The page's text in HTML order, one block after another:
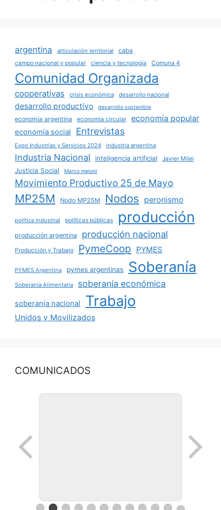
argentina articulación territorial
caba
campo nacional y popular
ciencia y tecnología Comuna 4
Comunidad Organizada
cooperativas crisis económica desarrollo nacional
desarrollo productivo desarrollo sostenible
economía argentina economía circular economía popular
economía social Entrevistas
Expo Industrias y Servicios 2024 industria argentina
Industria Nacional inteligencia artificial Javier Milei
Justicia Social Marco meloni
Movimiento Productivo 25 de Mayo
MP25M Nodo MP25M Nodos peronismo
política industrial políticas públicas producción
producción argentina producción nacional
Producción y Trabajo PymeCoop PYMES
PYMES Argentina pymes argentinas Soberanía
Soberanía Alimentaria soberanía económica
soberanía nacional Trabajo
Unidos y Movilizados
COMUNICADOS